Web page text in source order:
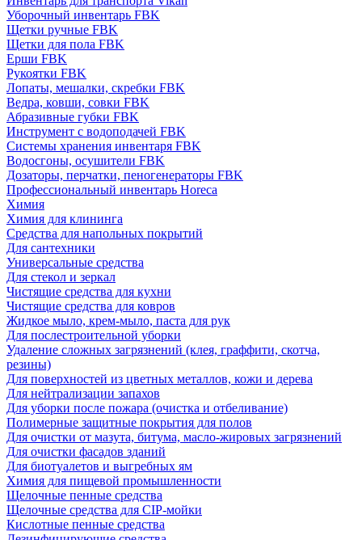
Уборочный инвентарь FBK
Щетки ручные FBK
Щетки для пола FBK
Ерши FBK
Рукоятки FBK
Лопаты, мешалки, скребки FBK
Ведра, ковши, совки FBK
Абразивные губки FBK
Инструмент с водоподачей FBK
Системы хранения инвентаря FBK
Водосгоны, осушители FBK
Дозаторы, перчатки, пеногенераторы FBK
Профессиональный инвентарь Horeca
Химия
Химия для клининга
Средства для напольных покрытий
Для сантехники
Универсальные средства
Для стекол и зеркал
Чистящие средства для кухни
Чистящие средства для ковров
Жидкое мыло, крем-мыло, паста для рук
Для послестроительной уборки
Удаление сложных загрязнений (клея, граффити, скотча,
резины)
Для поверхностей из цветных металлов, кожи и дерева
Для нейтрализации запахов
Для уборки после пожара (очистка и отбеливание)
Полимерные защитные покрытия для полов
Для очистки от мазута, битума, масло-жировых загрязнений
Для очистки фасадов зданий
Для биотуалетов и выгребных ям
Химия для пищевой промышленности
Щелочные пенные средства
Щелочные средства для CIP-мойки
Кислотные пенные средства